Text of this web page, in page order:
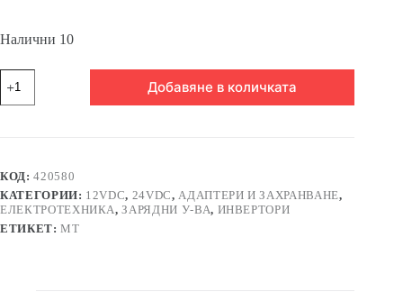
Налични 10
за
Инвертор
Добавяне в количката
КОД:420580
КАТЕГОРИИ: 12VDC, 24VDC, АДАПТЕРИ И ЗАХРАНВАНЕ,
ЕЛЕКТРОТЕХНИКА,ЗАРЯДНИ У-ВА, ИНВЕРТОРИ
ЕТИКЕТ:MT